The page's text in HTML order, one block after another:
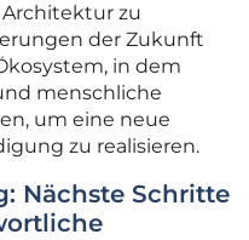
zu
der Zukunft
in dem
menschliche
um eine neue
zu realisieren.
Nächste Schritte